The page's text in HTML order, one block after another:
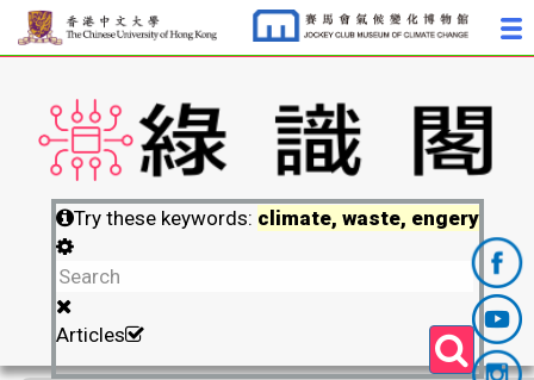
Try these keywords: climate, waste, engery
Articles